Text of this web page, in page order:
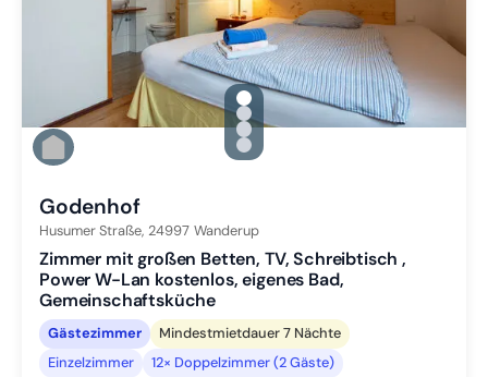
gallery.slide_selector
Zu Slide 1 wechseln
Zu Slide 2 wechseln
Zu Slide 3 wechseln
Zu Slide 4 wechseln
Godenhof
Husumer Straße, 24997 Wanderup
Zimmer mit großen Betten, TV, Schreibtisch ,
Power W-Lan kostenlos, eigenes Bad,
Gemeinschaftsküche
Gästezimmer
Mindestmietdauer 7 Nächte
Einzelzimmer
12× Doppelzimmer (2 Gäste)